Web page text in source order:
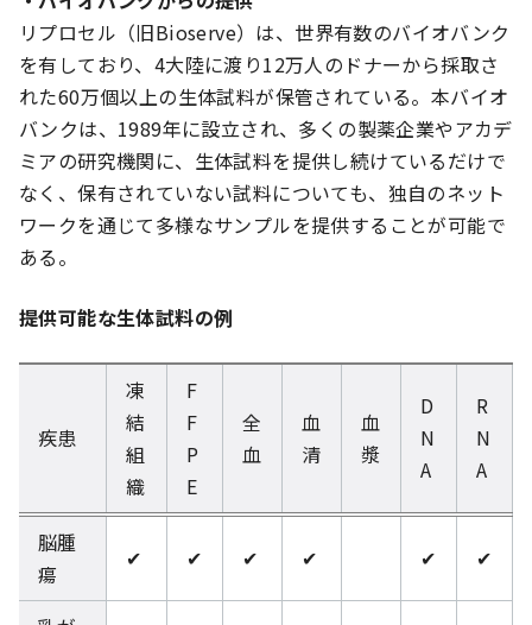
リプロセル（旧Bioserve）は、世界有数のバイオバンク
を有しており、4大陸に渡り12万人のドナーから採取さ
れた60万個以上の生体試料が保管されている。本バイオ
バンクは、1989年に設立され、多くの製薬企業やアカデ
ミアの研究機関に、生体試料を提供し続けているだけで
なく、保有されていない試料についても、独自のネット
ワークを通じて多様なサンプルを提供することが可能で
ある。
提供可能な生体試料の例
疾患
凍
結
組
織
F
F
P
E
全
血
血
清
血
漿
D
N
A
R
N
A
脳腫
瘍
✔ ✔ ✔ ✔ ✔ ✔